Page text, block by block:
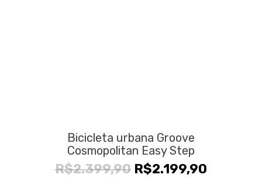
Bicicleta urbana Groove
Cosmopolitan Easy Step
R$2.399,90 O
R$2.199,90O